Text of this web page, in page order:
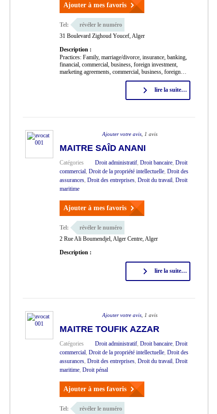
Ajouter à mes favoris
Tel:
révéler le numéro
31 Boulevard Zighoud Youcef, Alger
Description :
Practices: Family, marriage/divorce, insurance, banking,
financial, commercial, business, foreign investment,
marketing agreements, commercial, business, foreign…
lire la suite…
Ajouter votre avis , 1 avis
MAITRE SAÎD ANANI
Catégories Droit administratif, Droit bancaire, Droit
commercial, Droit de la propriété intellectuelle, Droit des
assurances, Droit des entreprises, Droit du travail, Droit
maritime
Ajouter à mes favoris
Tel:
révéler le numéro
2 Rue Ali Boumendjel, Alger Centre, Alger
Description :
lire la suite…
Ajouter votre avis , 1 avis
MAITRE TOUFIK AZZAR
Catégories Droit administratif, Droit bancaire, Droit
commercial, Droit de la propriété intellectuelle, Droit des
assurances, Droit des entreprises, Droit du travail, Droit
maritime, Droit pénal
Ajouter à mes favoris
Tel: révéler le numéro